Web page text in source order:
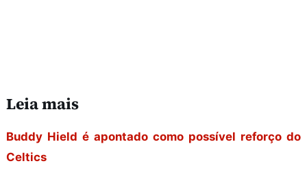
Leia mais
Buddy Hield é apontado como possível reforço do
Celtics